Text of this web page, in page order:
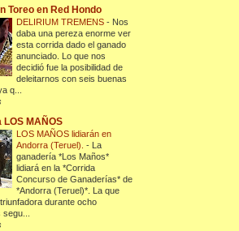
Toreo en Red Hondo
DELIRIUM TREMENS- Nos
daba una pereza enorme ver
esta corrida dado el ganado
anunciado. Lo que nos
decidió fue la posibilidad de
deleitarnos con seis buenas
q...
LOS MAÑOS
LOS MAÑOS lidiarán en
Andorra (Teruel).- La
ganadería *Los Maños*
lidiará en la *Corrida
Concurso de Ganaderías* de
*Andorra (Teruel)*. La que
durante ocho